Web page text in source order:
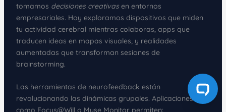
tomamos decisiones creativasen entornos
empresariales. Hoy exploramos dispositivos que miden
tu actividad cerebral mientras colaboras, apps que
traducen ideas en mapas visuales, y realidades
aumentadas que transforman sesiones de
brainstorming.
Las herramientas de neurofeedback están
revolucionando las dinámicas grupales. Aplicaciones
como Focus@Will o Muse Monitor permiten: